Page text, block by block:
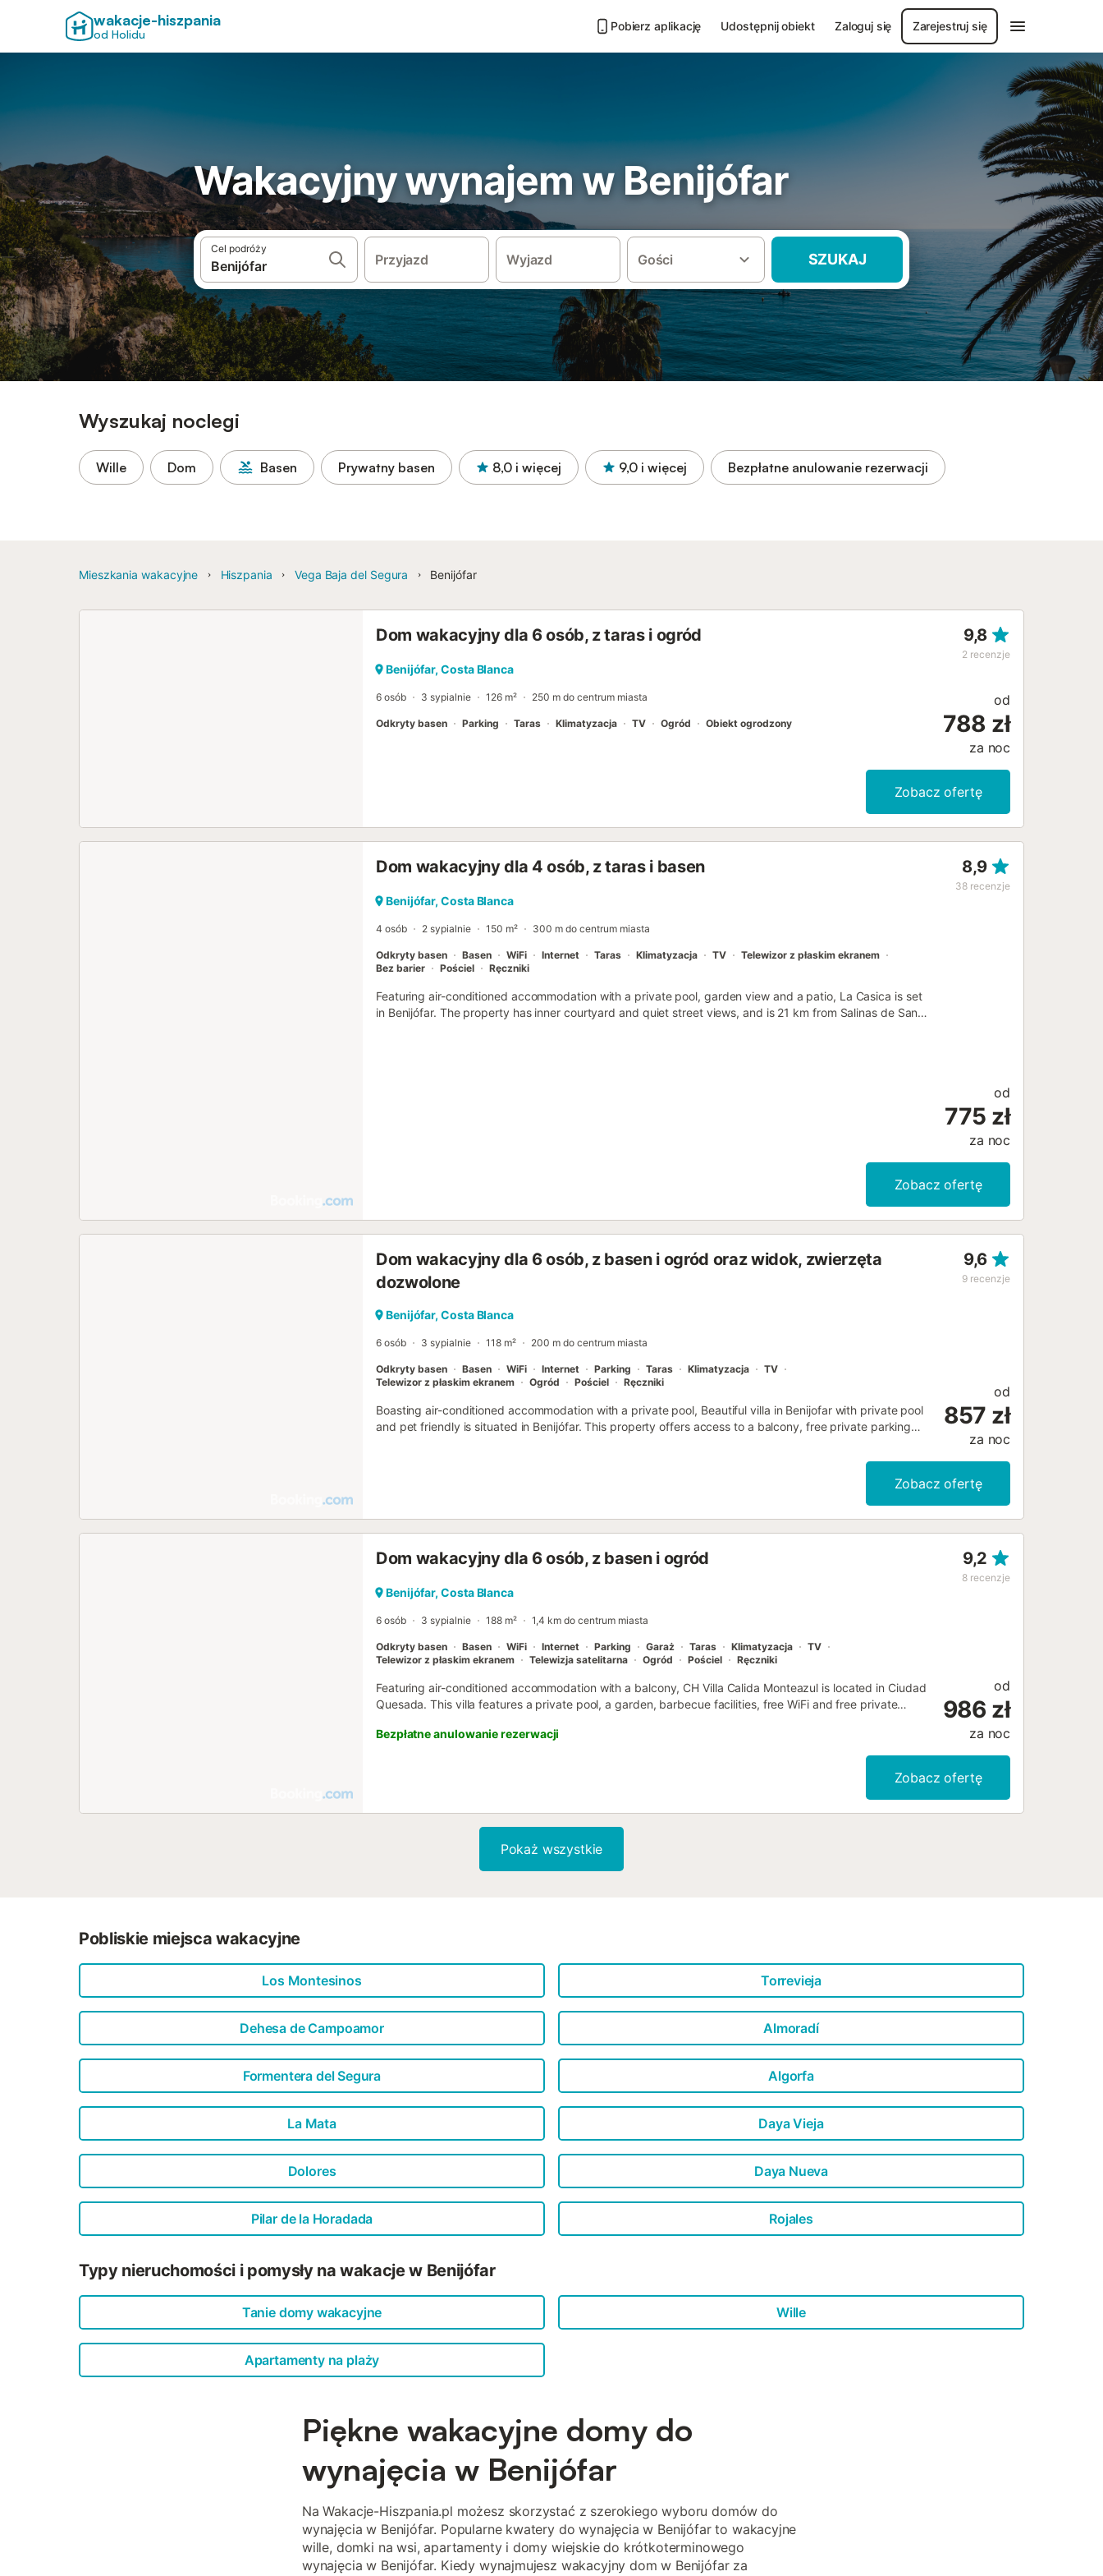
wakacje-hiszpania
od Holidu
Pobierz aplikację Udostępnij obiekt Zaloguj się Zarejestruj się
Wakacyjny wynajem w Benijófar
Cel podróży
Przyjazd Wyjazd Gości SZUKAJ
Wyszukaj noclegi
Wille Dom Basen Prywatny basen 8,0 i więcej 9,0 i więcej Bezpłatne anulowanie rezerwacji
Mieszkania wakacyjne Hiszpania Vega Baja del Segura Benijófar
Dom wakacyjny dla 6 osób, z taras i ogród 9,8
2 recenzje
Benijófar, Costa Blanca
6 osób 3 sypialnie 126 m² 250 m do centrum miasta
Odkryty basen Parking Taras Klimatyzacja TV Ogród Obiekt ogrodzony
od
788 zł
za noc
Zobacz ofertę
Dom wakacyjny dla 4 osób, z taras i basen 8,9
38 recenzje
Benijófar, Costa Blanca
4 osób 2 sypialnie 150 m² 300 m do centrum miasta
Odkryty basen Basen WiFi Internet Taras Klimatyzacja TV
Telewizor z płaskim ekranem
Bez barier
Pościel Ręczniki
Featuring air-conditioned accommodation with a private pool, garden view and a patio, La Casica is set
in Benijófar. The property has inner courtyard and quiet street views, and is 21 km from Salinas de Santa
od
775 zł
za noc
Zobacz ofertę
Dom wakacyjny dla 6 osób, z basen i ogród oraz widok, zwierzęta
dozwolone
9,6
9 recenzje
Benijófar, Costa Blanca
6 osób 3 sypialnie 118 m² 200 m do centrum miasta
Odkryty basen Basen WiFi Internet Parking Taras Klimatyzacja
TV
Telewizor z płaskim ekranem
Ogród Pościel Ręczniki
Boasting air-conditioned accommodation with a private pool, Beautiful villa in Benijofar with private pool
and pet friendly is situated in Benijófar. This property offers access to a balcony, free private parking
od
857 zł
za noc
Zobacz ofertę
Dom wakacyjny dla 6 osób, z basen i ogród 9,2
8 recenzje
Benijófar, Costa Blanca
6 osób 3 sypialnie 188 m² 1,4 km do centrum miasta
Odkryty basen Basen WiFi Internet Parking Garaż Taras Klimatyzacja
TV
Telewizor z płaskim ekranem
Telewizja satelitarna Ogród Pościel Ręczniki
Featuring air-conditioned accommodation with a balcony, CH Villa Calida Monteazul is located in Ciudad
Quesada. This villa features a private pool, a garden, barbecue facilities, free WiFi and free private
Bezpłatne anulowanie rezerwacji
od
986 zł
za noc
Zobacz ofertę
Pokaż wszystkie
Pobliskie miejsca wakacyjne
Los Montesinos Torrevieja
Dehesa de Campoamor Almoradí
Formentera del Segura Algorfa
La Mata Daya Vieja
Dolores Daya Nueva
Pilar de la Horadada Rojales
Typy nieruchomości i pomysły na wakacje w Benijófar
Tanie domy wakacyjne Wille
Apartamenty na plaży
Piękne wakacyjne domy do
wynajęcia w Benijófar
Na Wakacje-Hiszpania.pl możesz skorzystać z szerokiego wyboru domów do
wynajęcia w Benijófar. Popularne kwatery do wynajęcia w Benijófar to wakacyjne
wille, domki na wsi, apartamenty i domy wiejskie do krótkoterminowego
wynajęcia w Benijófar. Kiedy wynajmujesz wakacyjny dom w Benijófar za